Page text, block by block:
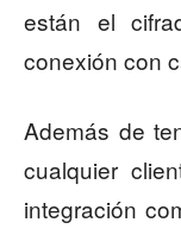
están el
conexión con
Además de
cualquier
integración